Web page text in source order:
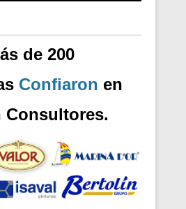
de 200
Confiaron en
Consultores.